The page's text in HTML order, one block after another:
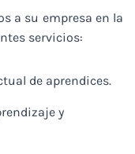
a su empresa en la
servicios:
de aprendices.
y